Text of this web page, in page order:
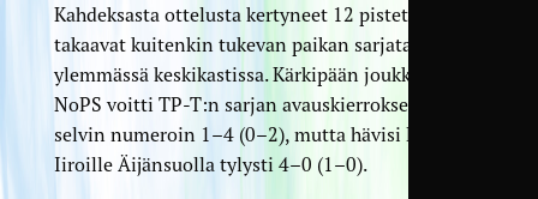
Kahdeksasta ottelusta kertyneet 12 pistettä
takaavat kuitenkin tukevan paikan sarjataulukon
ylemmässä keskikastissa. Kärkipään joukkueista
NoPS voitti TP-T:n sarjan avauskierroksella
selvin numeroin 1–4 (0–2), mutta hävisi Pallo-
Iiroille Äijänsuolla tylysti 4–0 (1–0).